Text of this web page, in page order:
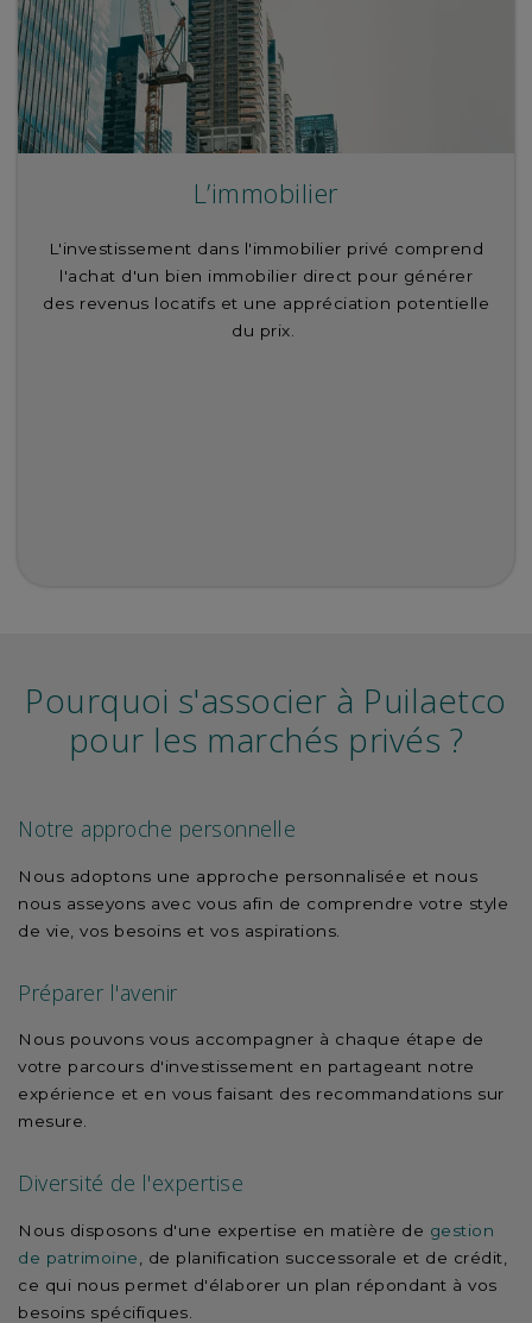
L’immobilier
L'investissement dans l'immobilier privé comprend
l'achat d'un bien immobilier direct pour générer
des revenus locatifs et une appréciation potentielle
du prix.
Pourquoi s'associer à Puilaetco
pour les marchés privés ?
Notre approche personnelle
Nous adoptons une approche personnalisée et nous
nous asseyons avec vous afin de comprendre votre style
de vie, vos besoins et vos aspirations.
Préparer l'avenir
Nous pouvons vous accompagner à chaque étape de
votre parcours d'investissement en partageant notre
expérience et en vous faisant des recommandations sur
mesure.
Diversité de l'expertise
Nous disposons d'une expertise en matière de gestion
de patrimoine , de planification successorale et de crédit,
ce qui nous permet d'élaborer un plan répondant à vos
besoins spécifiques.